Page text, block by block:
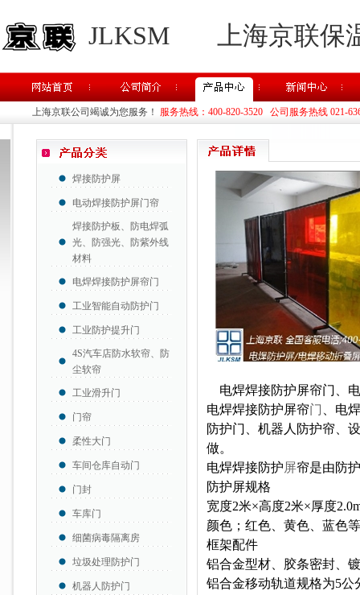
JLKSM 上海京联
上海京联公司竭诚为您服务！ 服务热线：400-820-3520 公司服务热线 021-
焊接防护屏
电动焊接防护屏门帘
焊接防护板、防电焊弧
光、防强光、防紫外线
材料
电焊焊接防护屏帘门
工业智能自动防护门
工业防护提升门
4S汽车店防水软帘、防
尘软帘
工业滑升门
门帘
柔性大门
车间仓库自动门
门封
车库门
细菌病毒隔离房
垃圾处理防护门
机器人防护门
电焊焊接防护屏帘门、
电焊焊接防护屏帘门
、电
防护门、机器人防护帘、
做。
电焊焊接防护屏帘是由防
防护屏规格
宽度2米×高度2米×厚度
颜色；红色、黄色、蓝色
框架配件
铝合金型材、胶条密封、
铝合金移动轨道规格为5